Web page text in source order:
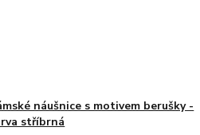
náušnice s motivem berušky -
stříbrná